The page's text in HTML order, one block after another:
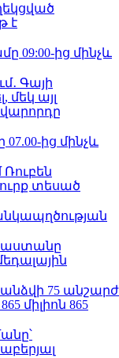
է
09:00-ից մինչև
Գայի
մեկ այլ
վարորդը
07.00-ից մինչև
տեսած
75 անշարժ
միլիոն 865